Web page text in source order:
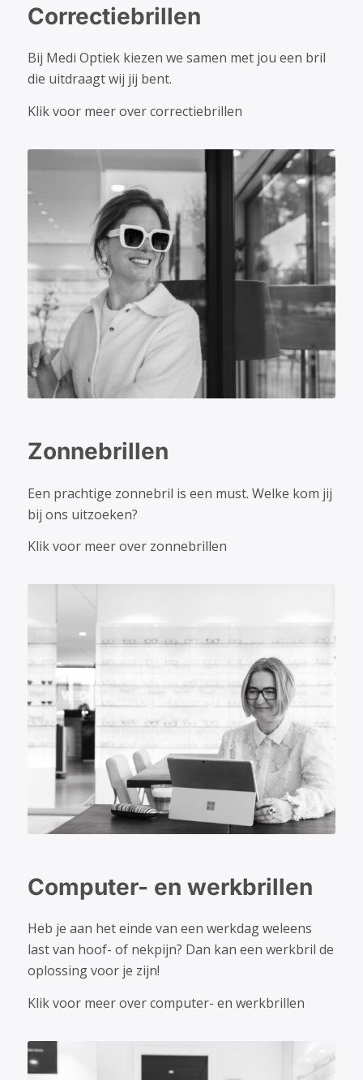
Correctiebrillen
Bij Medi Optiek kiezen we samen met jou een bril
die uitdraagt wij jij bent.
Klik voor meer over correctiebrillen
Zonnebrillen
Een prachtige zonnebril is een must. Welke kom jij
bij ons uitzoeken?
Klik voor meer over zonnebrillen
Computer- en werkbrillen
Heb je aan het einde van een werkdag weleens
last van hoof- of nekpijn? Dan kan een werkbril de
oplossing voor je zijn!
Klik voor meer over computer- en werkbrillen